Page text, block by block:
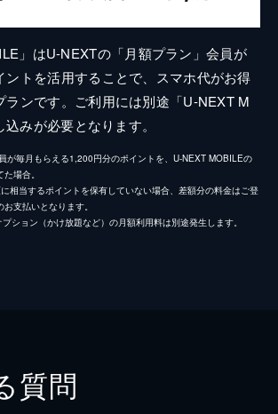
」はU-NEXTの「月額プラン」会員が
ントを活用することで、スマホ代がお得
ランです。ご利用には別途「U-NEXT M
みが必要となります。
が毎月もらえる1,200円分のポイントを、U-NEXT MOBILEの
場合。
相当するポイントを保有していない場合、差額分の料金はご登
支払いとなります。
ション（かけ放題など）の月額利用料は別途発生します。
質問